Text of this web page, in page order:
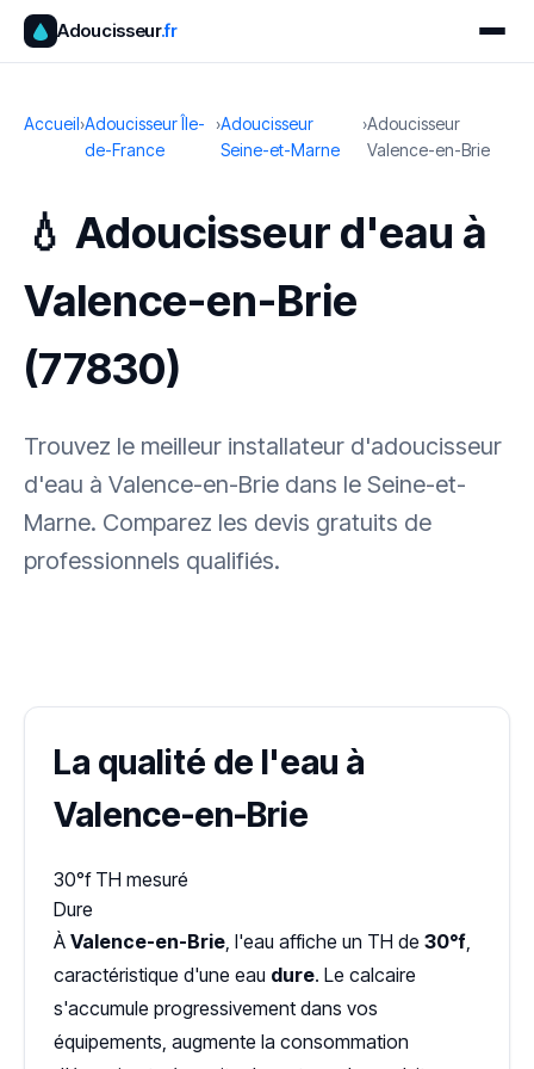
Adoucisseur.fr
Accueil›Adoucisseur Île-
de-France
›Adoucisseur
Seine-et-Marne
›Adoucisseur
Valence-en-Brie
💧 Adoucisseur d'eau à
Valence-en-Brie
(77830)
Trouvez le meilleur installateur d'adoucisseur
d'eau à Valence-en-Brie dans le Seine-et-
Marne. Comparez les devis gratuits de
professionnels qualifiés.
La qualité de l'eau à
Valence-en-Brie
30°f TH mesuré
Dure
À Valence-en-Brie, l'eau affiche un TH de 30°f,
caractéristique d'une eau dure. Le calcaire
s'accumule progressivement dans vos
équipements, augmente la consommation